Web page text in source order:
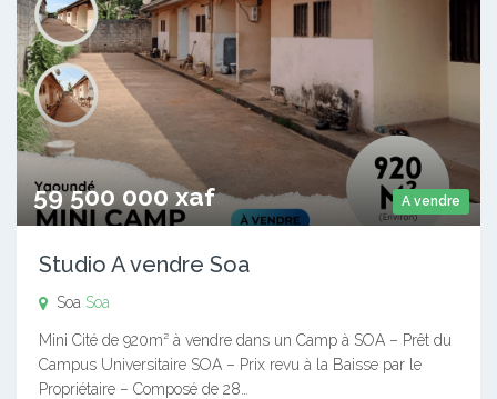
A vendre
59 500 000 xaf
Studio A vendre Soa
Soa Soa
Mini Cité de 920m² à vendre dans un Camp à SOA – Prêt du
Campus Universitaire SOA – Prix revu à la Baisse par le
Propriétaire – Composé de 28…